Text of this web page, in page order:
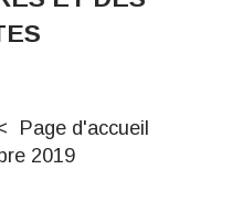
Page d'accueil
2019